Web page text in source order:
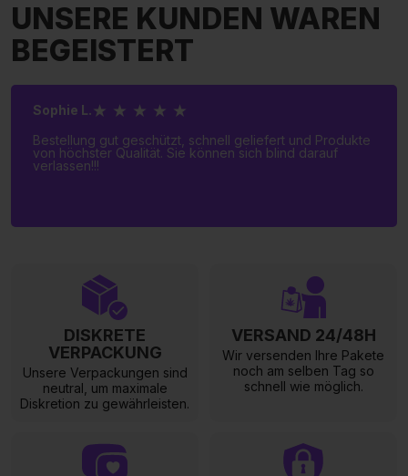
UNSERE KUNDEN WAREN
BEGEISTERT
Sophie L. ★ ★ ★ ★ ★
Bestellung gut geschützt, schnell geliefert und Produkte
von höchster Qualität. Sie können sich blind darauf
verlassen!!!
DISKRETE
VERPACKUNG
Unsere Verpackungen sind
neutral, um maximale
Diskretion zu gewährleisten.
VERSAND 24/48H
Wir versenden Ihre Pakete
noch am selben Tag so
schnell wie möglich.